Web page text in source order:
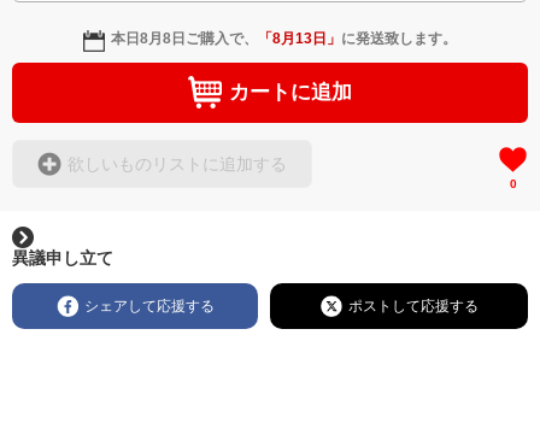
本日8月8日 ご購入で、 「8月13日 」 に発送致します。
カートに追加
欲しいものリストに追加する
0
異議申し立て
シェアして応援する ポストして応援する